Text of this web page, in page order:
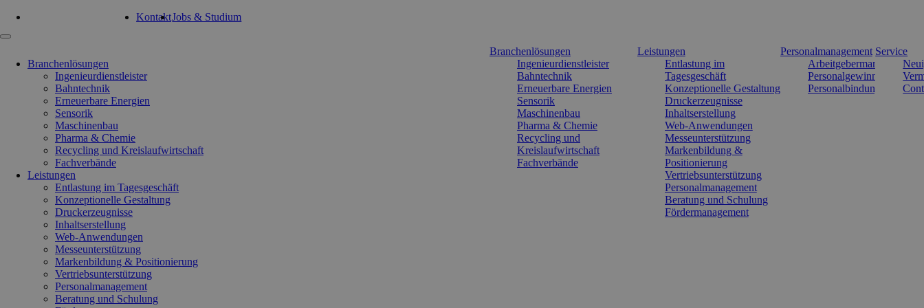
Tel: 0351 47 93 41 92 KontaktJobs & Studium
Navigation
Branchenlösungen
Ingenieurdienstleister
Bahntechnik
Erneuerbare Energien
Sensorik
Maschinenbau
Pharma & Chemie
Recycling und
Kreislaufwirtschaft
Fachverbände
Leistungen
Entlastung im
Tagesgeschäft
Konzeptionelle Gestaltung
Druckerzeugnisse
Inhaltserstellung
Web-Anwendungen
Messeunterstützung
Markenbildung &
Positionierung
Vertriebsunterstützung
Personalmanagement
Beratung und Schulung
Fördermanagement
Personalmanagement
Arbeitgebermarke
Personalgewinnung
Personalbindung
Service
Branchenlösungen
Ingenieurdienstleister
Bahntechnik
Erneuerbare Energien
Sensorik
Maschinenbau
Pharma & Chemie
Recycling und Kreislaufwirtschaft
Fachverbände
Leistungen
Entlastung im Tagesgeschäft
Konzeptionelle Gestaltung
Druckerzeugnisse
Inhaltserstellung
Web-Anwendungen
Messeunterstützung
Markenbildung & Positionierung
Vertriebsunterstützung
Personalmanagement
Beratung und Schulung